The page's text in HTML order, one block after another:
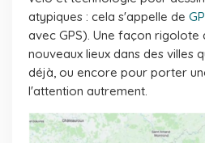
atypiques : cela s'appelle de
avec GPS). Une façon rigolote
nouveaux lieux dans des villes
déjà, ou encore pour porter
l'attention autrement.